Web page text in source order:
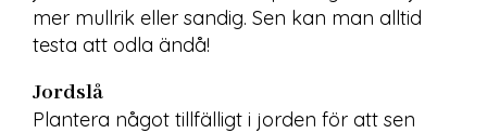
mer mullrik eller sandig. Sen kan man alltid
testa att odla ändå!
Jordslå
Plantera något tillfälligt i jorden för att sen